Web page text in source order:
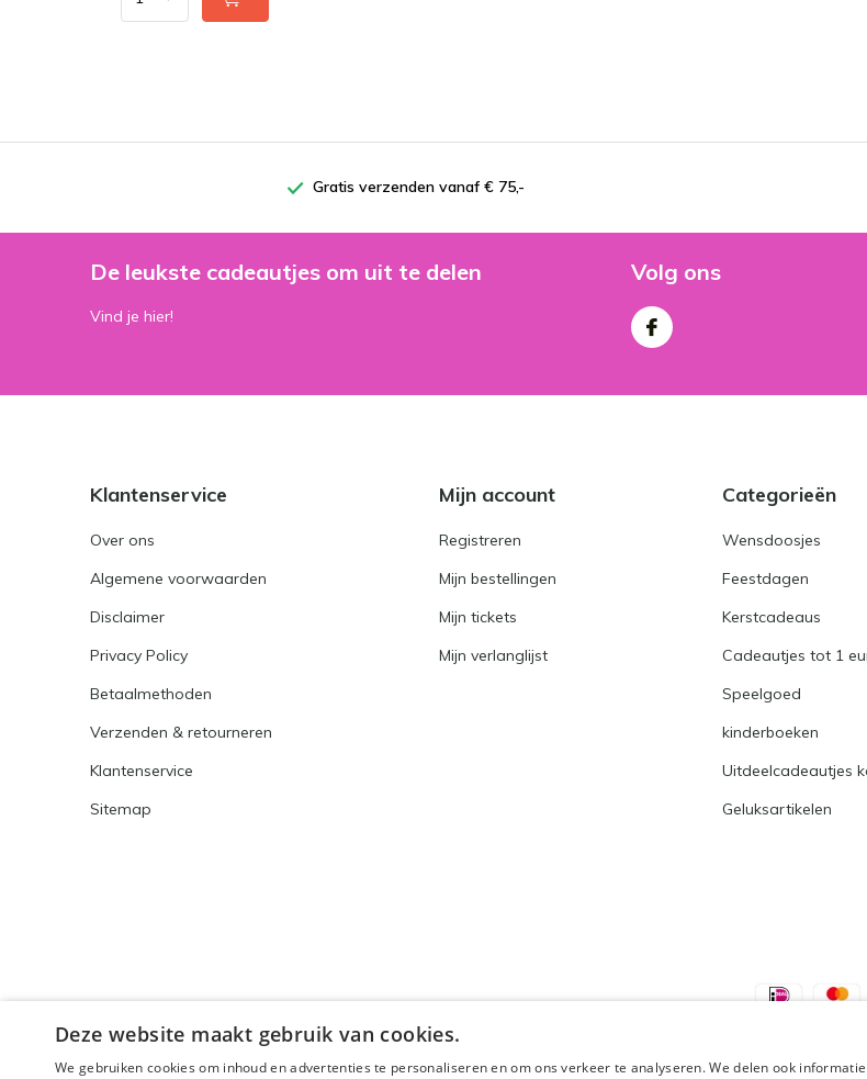
Gratis verzenden vanaf € 75,-
De leukste cadeautjes om uit te delen
Vind je hier!
Volg ons
Klantenservice
Over ons
Algemene voorwaarden
Disclaimer
Privacy Policy
Betaalmethoden
Verzenden & retourneren
Klantenservice
Sitemap
Mijn account
Registreren
Mijn bestellingen
Mijn tickets
Mijn verlanglijst
Categorieën
Wensdoosjes
Feestdagen
Kerstcadeaus
Cadeautjes tot 1
Speelgoed
kinderboeken
Uitdeelcadeautjes
Geluksartikelen
Deze website maakt gebruik van cookies.
We gebruiken cookies om inhoud en advertenties te personaliseren en om ons verkeer te analyseren. We delen ook